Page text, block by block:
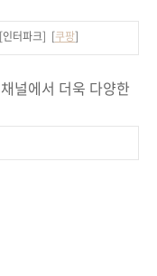
터파크] [쿠팡]
널에서 더욱 다양한